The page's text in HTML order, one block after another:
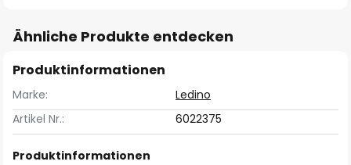
Ähnliche Produkte entdecken
Produktinformationen
Marke:
Ledino
Artikel Nr.:
6022375
Produktinformationen